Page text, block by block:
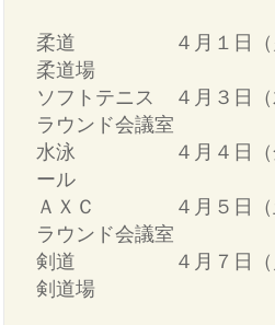
柔道 ４月１日（火）
柔道場
ソフトテニス ４月３日
ラウンド会議室
水泳 ４月４日（金）
ール
ＡＸＣ ４月５日（土
ラウンド会議室
剣道 ４月７日（月）
剣道場